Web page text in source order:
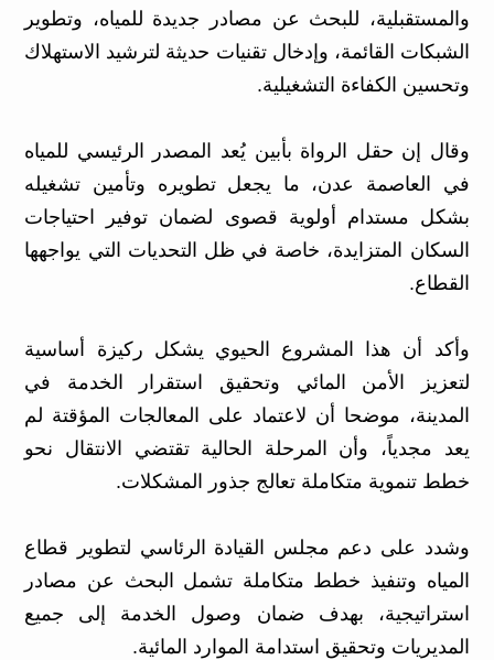
والمستقبلية، للبحث عن مصادر جديدة للمياه، وتطوير
الشبكات القائمة، وإدخال تقنيات حديثة لترشيد الاستهلاك
وتحسين الكفاءة التشغيلية.
وقال إن حقل الرواة بأبين يُعد المصدر الرئيسي للمياه
في العاصمة عدن، ما يجعل تطويره وتأمين تشغيله
بشكل مستدام أولوية قصوى لضمان توفير احتياجات
السكان المتزايدة، خاصة في ظل التحديات التي يواجهها
القطاع.
وأكد أن هذا المشروع الحيوي يشكل ركيزة أساسية
لتعزيز الأمن المائي وتحقيق استقرار الخدمة في
المدينة، موضحا أن لاعتماد على المعالجات المؤقتة لم
يعد مجدياً، وأن المرحلة الحالية تقتضي الانتقال نحو
خطط تنموية متكاملة تعالج جذور المشكلات.
وشدد على دعم مجلس القيادة الرئاسي لتطوير قطاع
المياه وتنفيذ خطط متكاملة تشمل البحث عن مصادر
استراتيجية، بهدف ضمان وصول الخدمة إلى جميع
المديريات وتحقيق استدامة الموارد المائية.